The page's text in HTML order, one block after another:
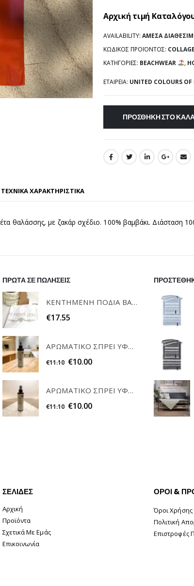
Αρχική τιμή
AVAILABILITY: ΆΜΕΣΑ
ΚΩΔΙΚΌΣ ΠΡΟΪΌΝΤΟΣ:
ΚΑΤΗΓΟΡΊΕΣ: BEACHWEAR ,
ΕΤΑΙΡΕΊΑ: UNITED COLOURS
ΠΡΟΣΘΉΚΗ ΣΤΟ
ΤΕΧΝΙΚΑ ΧΑΡΑΚΤΗΡΙΣΤΙΚΑ
θαλάσσης, με ζακάρ σχέδιο. 100% βαμβάκι. Διάσταση
ΠΡΩΤΑ ΣΕ ΠΩΛΗΣΕΙΣ
ΚΕΝΤΗΜΕΝΗ ΠΟΔΙΑ ΒΑΦΤΙΣΗΣ "Η ΝΟΝΑ ΜΟΥ" RAISON D'ETRE
€17.55
ΑΡΩΜΑΤΙΚΟ ΣΠΡΕΙ ΥΦΑΣΜΑΤΩΝ WHITE MUSK 200ml ELEGANT
€11.10 €10.00
ΑΡΩΜΑΤΙΚΟ ΣΠΡΕΙ ΥΦΑΣΜΑΤΩΝ POWDER 200ml ELEGANT
€11.10 €10.00
ΣΕΛΊΔΕΣ
Αρχική
Προϊόντα
Σχετικά Με Εμάς
Επικοινωνία
ΟΡΟΙ &
Όροι Χρήσης
Πολιτική
Επιστροφές